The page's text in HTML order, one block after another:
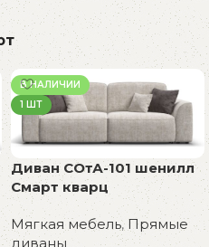
В НАЛИЧИИ
1 ШТ
Диван СОтА-101 шенилл
Смарт кварц
Мягкая мебель, Прямые
диваны